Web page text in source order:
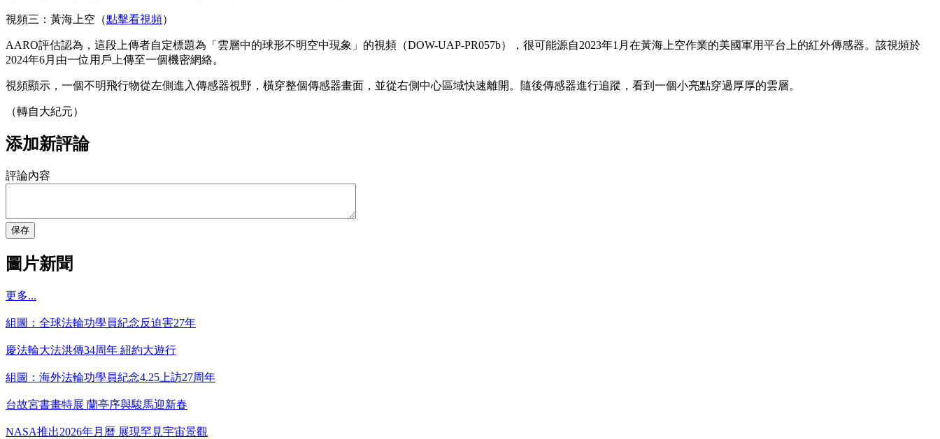
視頻三：黃海上空（點擊看視頻）
AARO評估認為，這段上傳者自定標題為「雲層中的球形不明空中現象」的視頻（DOW-UAP-PR057b），很可能源自2023年1月在黃海上空作業的美國軍用平台上的紅外傳感器。該視頻於
2024年6月由一位用戶上傳至一個機密網絡。
視頻顯示，一個不明飛行物從左側進入傳感器視野，橫穿整個傳感器畫面，並從右側中心區域快速離開。隨後傳感器進行追蹤，看到一個小亮點穿過厚厚的雲層。
（轉自大紀元）
添加新評論
評論內容
保存
圖片新聞
更多...
組圖：全球法輪功學員紀念反迫害27年
慶法輪大法洪傳34周年 紐約大遊行
組圖：海外法輪功學員紀念4.25上訪27周年
台故宮書畫特展 蘭亭序與駿馬迎新春
NASA推出2026年月曆 展現罕見宇宙景觀